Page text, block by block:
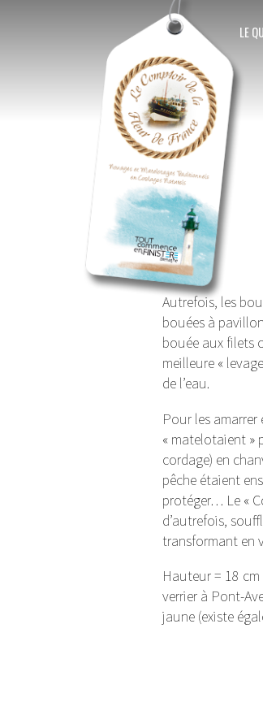
LE
Autrefois, les
bouées à
bouée aux filets
meilleure «
de l’eau.
Pour les amarrer
« matelotaient »
cordage) en
pêche étaient
protéger… Le «
d’autrefois,
transformant en
Hauteur = 18
verrier à Pont-
jaune (existe